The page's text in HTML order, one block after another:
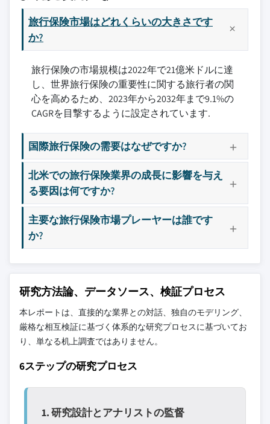
旅行保険市場はどれくらいの大きさです
か?
旅行保険の市場規模は2022年で21億米ドルに達
し、世界旅行保険の重要性に関する旅行者の関
心を高めるため、2023年から2032年まで9.1%の
CAGRを目撃するように設定されています.
国際旅行保険の需要はなぜですか?
北米での旅行保険業界の成長に影響を与え
る要因は何ですか?
主要な旅行保険市場プレーヤーは誰です
か?
研究方法論、データソース、検証プロセス
本レポートは、直接的な業界との対話、独自のモデリング、
厳格な相互検証に基づく体系的な研究プロセスに基づいてお
り、単なる机上調査ではありません。
6ステップの研究プロセス
1. 研究設計とアナリストの監督